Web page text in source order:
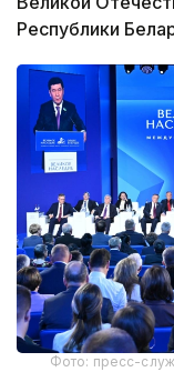
Республики
Фото: пресс-